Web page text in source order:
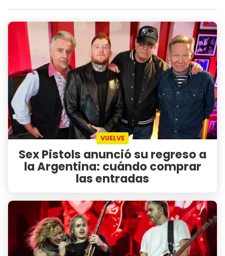
VUELVE
Sex Pistols anunció su regreso a
la Argentina: cuándo comprar
las entradas